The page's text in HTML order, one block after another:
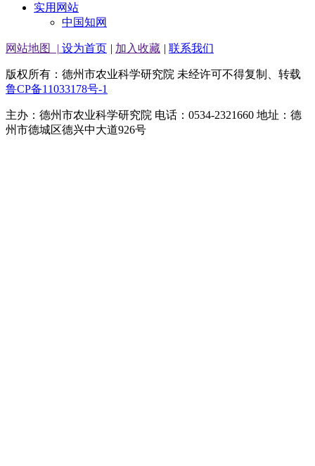
实用网站
中国知网
网站地图 | 设为首页 | 加入收藏 | 联系我们
版权所有：德州市农业科学研究院 未经许可不得复制、转载
鲁CP备11033178号-1
主办：德州市农业科学研究院 电话：0534-2321660 地址：德
州市德城区德兴中大道926号